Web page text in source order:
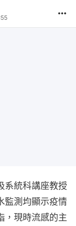
系統科講座教授
監測均顯示疫情
，現時流感的主